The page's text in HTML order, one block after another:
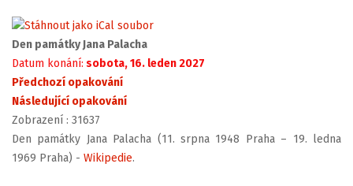
Den památky Jana Palacha
Datum konání: sobota, 16. leden 2027
Předchozí opakování
Následující opakování
Zobrazení : 31637
Den památky Jana Palacha (11. srpna 1948 Praha – 19. ledna
1969 Praha) - Wikipedie.